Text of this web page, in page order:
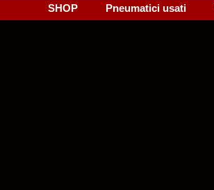
SHOP Pneumatici usati